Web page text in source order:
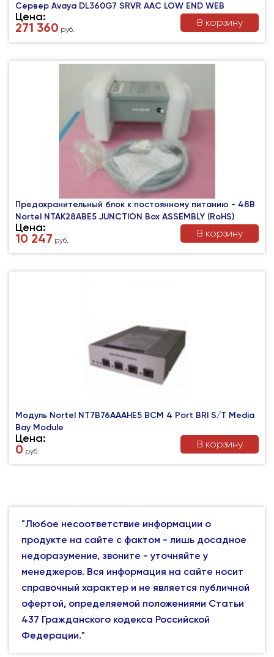
Сервер Avaya DL360G7 SRVR AAC LOW END WEB
Цена:
271 360 руб.
В корзину
Предохранительный блок к постоянному питанию - 48В
Nortel NTAK28ABE5 JUNCTION Box ASSEMBLY (RoHS)
Цена:
10 247 руб.
В корзину
Модуль Nortel NT7B76AAAHE5 BCM 4 Port BRI S/T Media
Bay Module
Цена:
0 руб.
В корзину
"Любое несоответствие информации о
продукте на сайте с фактом - лишь досадное
недоразумение, звоните - уточняйте у
менеджеров. Вся информация на сайте носит
справочный характер и не является публичной
офертой, определяемой положениями Статьи
437 Гражданского кодекса Российской
Федерации."